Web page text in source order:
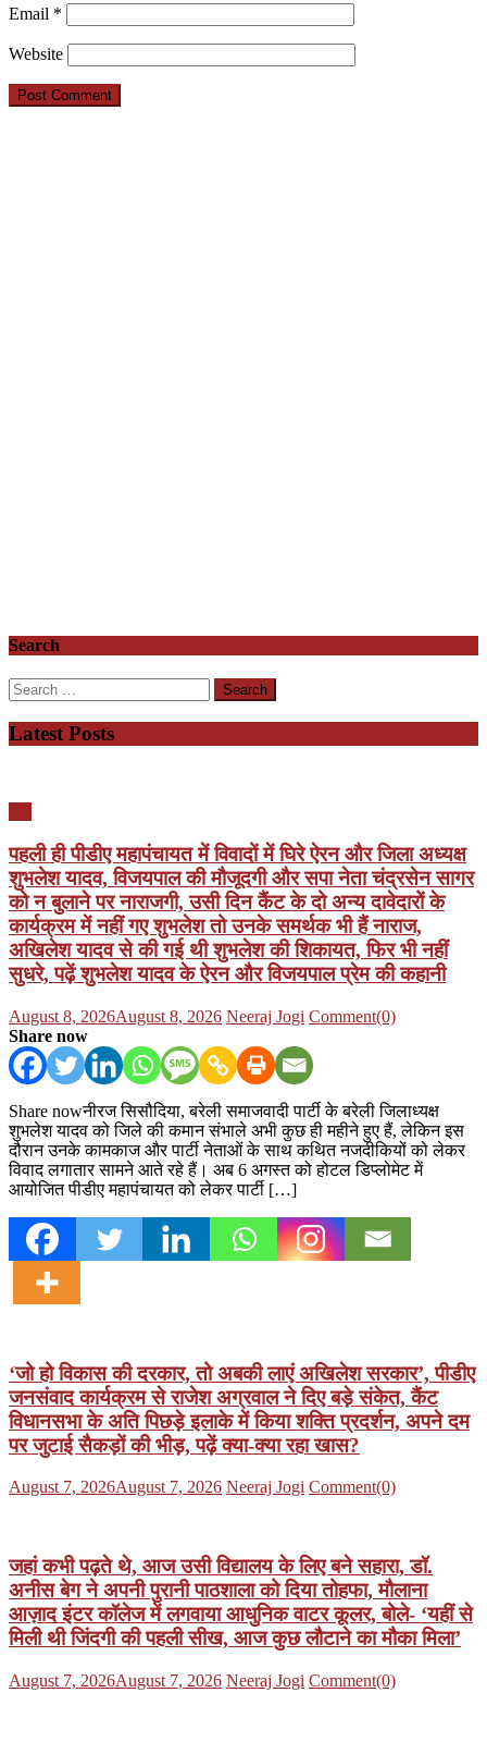
Email *
Website
Search
Search
for:
Latest Posts
पहली ही पीडीए महापंचायत में विवादों में घिरे ऐरन और जिला अध्यक्ष
शुभलेश यादव, विजयपाल की मौजूदगी और सपा नेता चंद्रसेन सागर
को न बुलाने पर नाराजगी, उसी दिन कैंट के दो अन्य दावेदारों के
कार्यक्रम में नहीं गए शुभलेश तो उनके समर्थक भी हैं नाराज,
अखिलेश यादव से की गई थी शुभलेश की शिकायत, फिर भी नहीं
सुधरे, पढ़ें शुभलेश यादव के ऐरन और विजयपाल प्रेम की कहानी
Posted
on
August 8, 2026August 8, 2026 Author
Neeraj Jogi Comment(0)
Share now
Share nowनीरज सिसौदिया, बरेली समाजवादी पार्टी के बरेली जिलाध्यक्ष
शुभलेश यादव को जिले की कमान संभाले अभी कुछ ही महीने हुए हैं, लेकिन इस
दौरान उनके कामकाज और पार्टी नेताओं के साथ कथित नजदीकियों को लेकर
विवाद लगातार सामने आते रहे हैं। अब 6 अगस्त को होटल डिप्लोमेट में
आयोजित पीडीए महापंचायत को लेकर पार्टी […]
‘जो हो विकास की दरकार, तो अबकी लाएं अखिलेश सरकार’, पीडीए
जनसंवाद कार्यक्रम से राजेश अग्रवाल ने दिए बड़े संकेत, कैंट
विधानसभा के अति पिछड़े इलाके में किया शक्ति प्रदर्शन, अपने दम
पर जुटाई सैकड़ों की भीड़, पढ़ें क्या-क्या रहा खास?
Posted
August 7, 2026August 7, 2026 Author
Neeraj Jogi Comment(0)
जहां कभी पढ़ते थे, आज उसी विद्यालय के लिए बने सहारा, डॉ.
अनीस बेग ने अपनी पुरानी पाठशाला को दिया तोहफा, मौलाना
आज़ाद इंटर कॉलेज में लगवाया आधुनिक वाटर कूलर, बोले- ‘यहीं से
मिली थी जिंदगी की पहली सीख, आज कुछ लौटाने का मौका मिला’
Posted
August 7, 2026August 7, 2026 Author
Neeraj Jogi Comment(0)